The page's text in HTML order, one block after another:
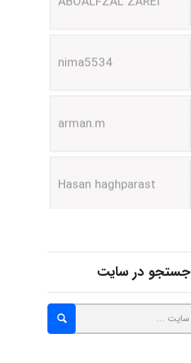
nima5534
arman.m
Hasan haghparast
shbnm72
Minoo1375
Sara
جستجو در سایت